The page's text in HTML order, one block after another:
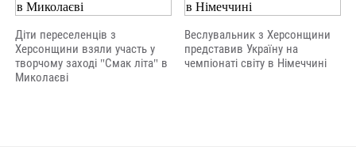
Діти переселенців з
Херсонщини взяли участь у
творчому заході "Смак літа" в
Миколаєві
Веслувальник з Херсонщини
представив Україну на
чемпіонаті світу в Німеччині